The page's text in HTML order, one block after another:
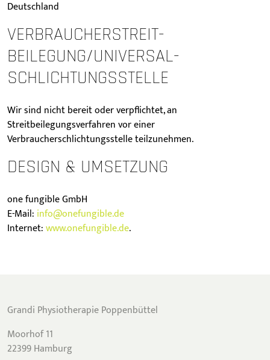
Deutschland
VERBRAUCHER­STREIT­
BEILEGUNG/UNIVERSAL­
SCHLICHTUNGS­STELLE
Wir sind nicht bereit oder verpflichtet, an
Streitbeilegungsverfahren vor einer
Verbraucherschlichtungsstelle teilzunehmen.
DESIGN & UMSETZUNG
one fungible GmbH
E-Mail: info@onefungible.de
Internet:www.onefungible.de.
Grandi Physiotherapie Poppenbüttel
Moorhof 11
22399 Hamburg